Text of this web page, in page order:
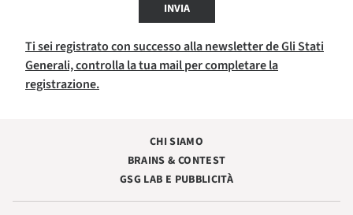
INVIA
Ti sei registrato con successo alla newsletter de Gli Stati
Generali, controlla la tua mail per completare la
registrazione.
CHI SIAMO
BRAINS & CONTEST
GSG LAB E PUBBLICITÀ